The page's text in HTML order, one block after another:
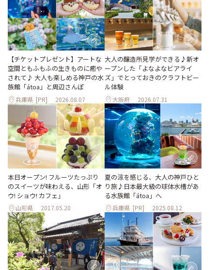
【チケットプレゼント】アートな
空間ともふもふの生きものに癒や
されて♪ 大人も楽しめる神戸の水
族館「átoa」と周辺さんぽ
兵庫県 [PR] 2026.08.07
大人の醸造所見学ができる♪新オ
ープンした「よなよなビアライ
ズ」でとっておきのクラフトビー
ル体験
大阪府 2026.07.31
本日オープン! フルーツたっぷり
のスイーツが味わえる、山形「オ
ウ! ショウ! カフェ」
山形県 2017.05.20
夏の涼を感じる、大人の神戸ひと
り旅♪日本最大級の球体水槽があ
る水族館「átoa」へ
兵庫県 [PR] 2025.08.12